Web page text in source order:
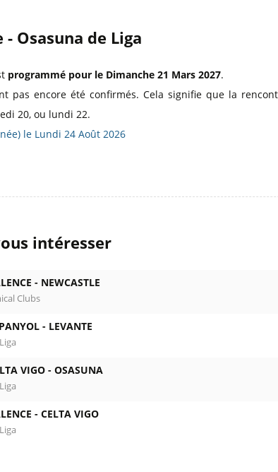
Osasuna de Liga
programmé pour le Dimanche 21 Mars 2027.
pas encore été confirmés. Cela signifie que la
20, ou lundi 22.
le Lundi 24 Août 2026
intéresser
- NEWCASTLE
Clubs
- LEVANTE
VIGO - OSASUNA
- CELTA VIGO